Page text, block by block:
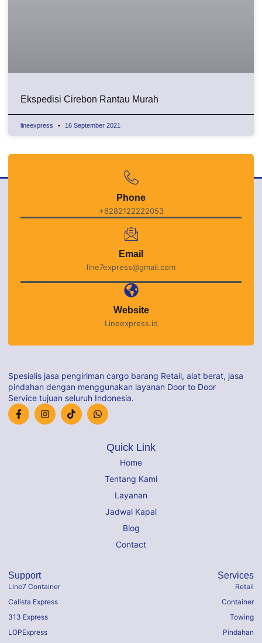
Ekspedisi Cirebon Rantau Murah
lineexpress 16 September 2021
Phone
+6282122222053
Email
line7express@gmail.com
Website
Lineexpress.id
Spesialis jasa pengiriman cargo barang Retail, alat berat, jasa
pindahan dengan menggunakan layanan Door to Door
Service tujuan seluruh Indonesia.
Quick Link
Home
Tentang Kami
Layanan
Jadwal Kapal
Blog
Contact
Support
Line7 Container
Calista Express
313 Express
LOPExpress
Services
Retail
Container
Towing
Pindahan